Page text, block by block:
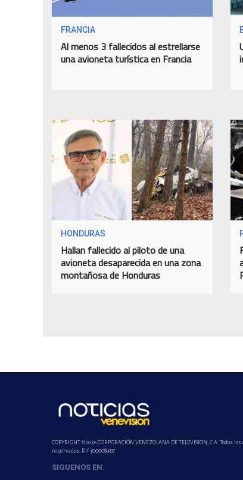
FRANCIA
Al menos 3 fallecidos al estrellarse
una avioneta turística en Francia
HONDURAS
Hallan fallecido al piloto de una
avioneta desaparecida en una zona
montañosa de Honduras
COPYRIGHT ©2026 CORPORACIÓN VENEZOLANA DE TELEVISION, C.A. Todos
reservados. Rif-j000089337
SIGUENOS EN: